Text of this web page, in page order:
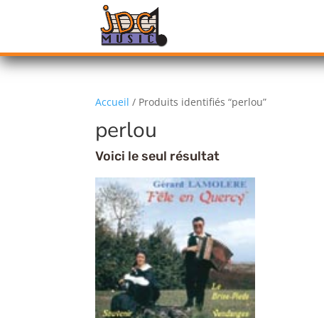
Accueil / Produits identifiés “perlou”
perlou
Voici le seul résultat